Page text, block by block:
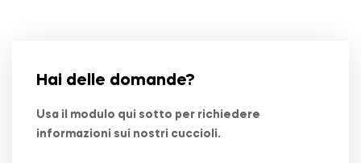
Hai delle domande?
Usa il modulo qui sotto per richiedere
informazioni sui nostri cuccioli.